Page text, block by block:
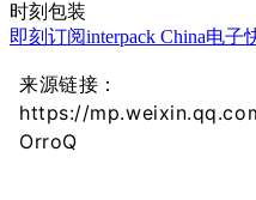
时刻包装
即刻订阅interpack China电子
来源链接：
https://
OrroQ